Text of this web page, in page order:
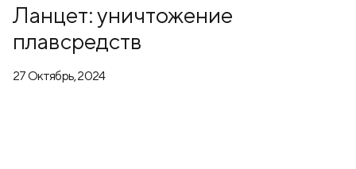
Ланцет: уничтожение
плавсредств
27 Октябрь, 2024